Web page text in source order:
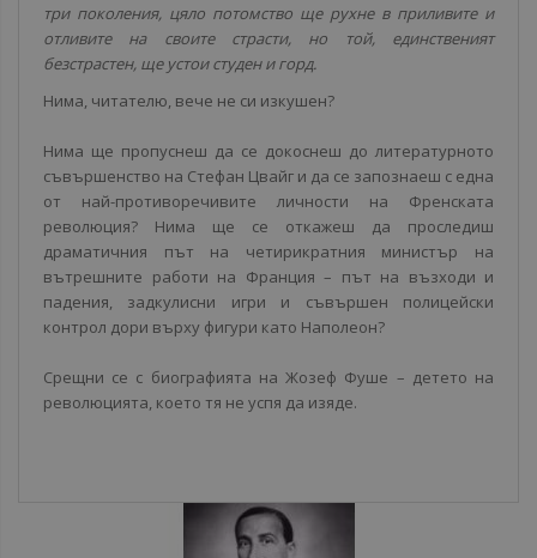
три поколения, цяло потомство ще рухне в приливите и
отливите на своите страсти, но той, единственият
безстрастен, ще устои студен и горд.
Нима, читателю, вече не си изкушен?
Нима ще пропуснеш да се докоснеш до литературното
съвършенство на Стефан Цвайг и да се запознаеш с една
от най-противоречивите личности на Френската
революция? Нима ще се откажеш да проследиш
драматичния път на четирикратния министър на
вътрешните работи на Франция – път на възходи и
падения, задкулисни игри и съвършен полицейски
контрол дори върху фигури като Наполеон?
Срещни се с биографията на Жозеф Фуше – детето на
революцията, което тя не успя да изяде.